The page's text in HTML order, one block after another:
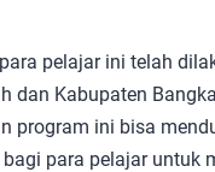
pelajar ini telah
dan Kabupaten
program ini bisa
para pelajar untuk